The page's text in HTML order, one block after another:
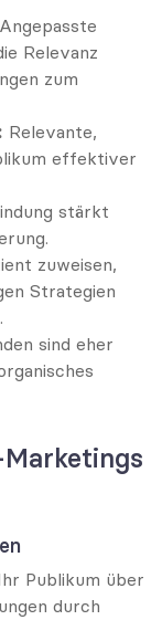
Angepasste
Relevanz
zum
Relevante,
effektiver
stärkt
zuweisen,
Strategien
sind eher
Publikum über
durch